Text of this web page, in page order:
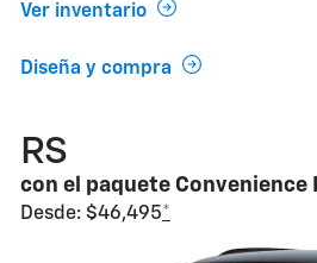
Ver inventario
Diseña y compra
RS
con el paquete Convenience II
Desde: $46,495*